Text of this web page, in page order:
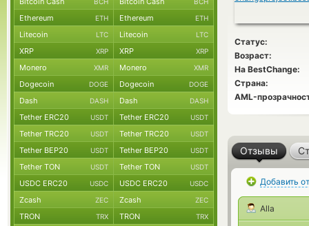
Статус:
Возраст:
На BestChange:
Страна:
AML-
Отзывы
Добавить
Alla
Ethereum ETH Ethereum ETH
Litecoin LTC Litecoin LTC
XRP XRP XRP XRP
Monero XMR Monero XMR
Dogecoin DOGE Dogecoin DOGE
Dash DASH Dash DASH
Tether ERC20 USDT Tether ERC20 USDT
Tether TRC20 USDT Tether TRC20 USDT
Tether BEP20 USDT Tether BEP20 USDT
Tether TON USDT Tether TON USDT
USDC ERC20 USDC USDC ERC20 USDC
Zcash ZEC Zcash ZEC
TRON TRX TRON TRX